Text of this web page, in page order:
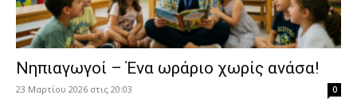
Νηπιαγωγοί – Ένα ωράριο χωρίς ανάσα!
23 Μαρτίου 2026 στις 20:03 0